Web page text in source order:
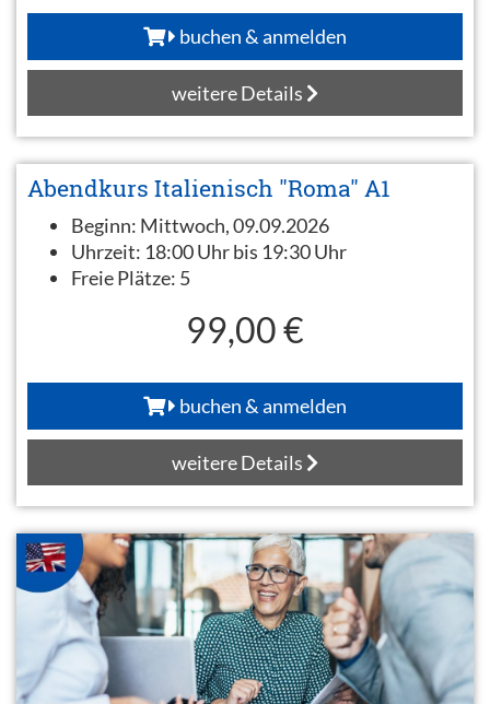
buchen & anmelden
weitere Details
Abendkurs Italienisch "Roma" A1
Beginn: Mittwoch, 09.09.2026
Uhrzeit: 18:00 Uhr bis 19:30 Uhr
Freie Plätze: 5
99,00 €
buchen & anmelden
weitere Details